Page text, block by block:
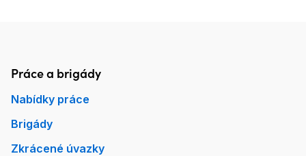
Patička Práce.cz
Práce a brigády
Nabídky práce
Brigády
Zkrácené úvazky